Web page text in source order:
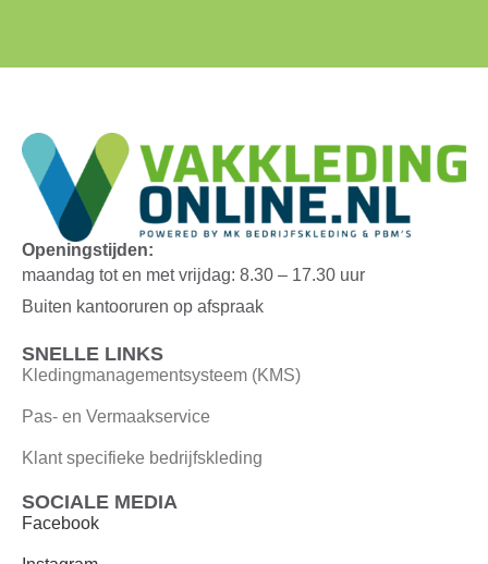
Openingstijden:
maandag tot en met vrijdag: 8.30 – 17.30 uur
Buiten kantooruren op afspraak
SNELLE LINKS
Kledingmanagementsysteem (KMS)
Pas- en Vermaakservice
Klant specifieke bedrijfskleding
SOCIALE MEDIA
Facebook